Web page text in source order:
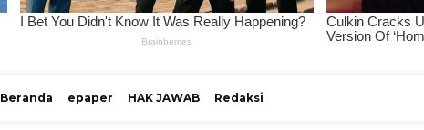
Beranda epaper HAK JAWAB Redaksi